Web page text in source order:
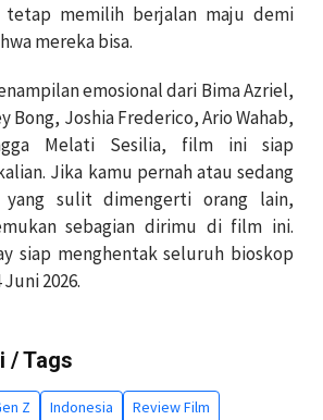
tetap memilih berjalan maju demi
mereka bisa.
emosional dari Bima Azriel,
Bong, Joshia Frederico, Ario Wahab,
Melati Sesilia, film ini siap
Jika kamu pernah atau sedang
sulit dimengerti orang lain,
sebagian dirimu di film ini.
siap menghentak seluruh bioskop
2026.
/ Tags
Z Indonesia Review Film